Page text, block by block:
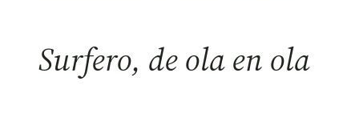
Surfero, de ola en ola